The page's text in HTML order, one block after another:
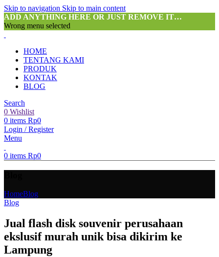
Skip to navigation Skip to main content
ADD ANYTHING HERE OR JUST REMOVE IT…
Wrong menu selected
HOME
TENTANG KAMI
PRODUK
KONTAK
BLOG
Search
0 Wishlist
0 items Rp0
Login / Register
Menu
0 items Rp0
HomeBlog
Blog
Jual flash disk souvenir perusahaan
ekslusif murah unik bisa dikirim ke
Lampung